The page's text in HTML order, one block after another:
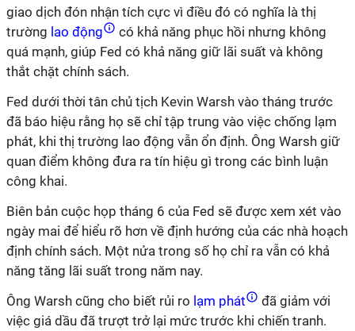
giao dịch đón nhận tích cực vì điều đó có nghĩa là thị
trường lao động
có khả năng phục hồi nhưng không
quá mạnh, giúp Fed có khả năng giữ lãi suất và không
thắt chặt chính sách.
Fed dưới thời tân chủ tịch Kevin Warsh vào tháng trước
đã báo hiệu rằng họ sẽ chỉ tập trung vào việc chống lạm
phát, khi thị trường lao động vẫn ổn định. Ông Warsh giữ
quan điểm không đưa ra tín hiệu gì trong các bình luận
công khai.
Biên bản cuộc họp tháng 6 của Fed sẽ được xem xét vào
ngày mai để hiểu rõ hơn về định hướng của các nhà hoạch
định chính sách. Một nửa trong số họ chỉ ra vẫn có khả
năng tăng lãi suất trong năm nay.
Ông Warsh cũng cho biết rủi ro lạm phát
đã giảm với
việc giá dầu đã trượt trở lại mức trước khi chiến tranh.